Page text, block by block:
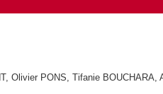
Olivier PONS, Tifanie BOUCHARA,